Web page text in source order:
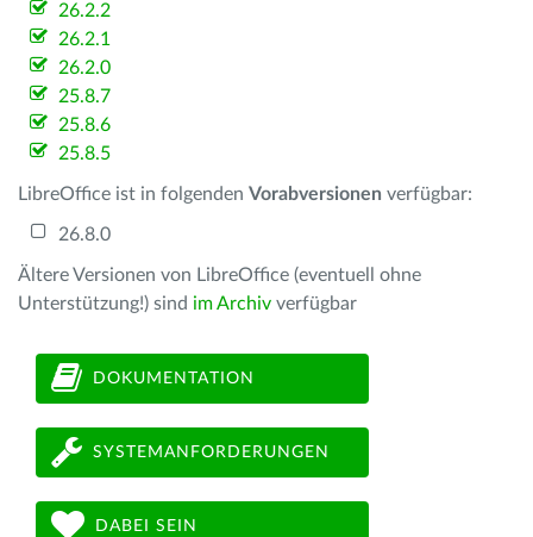
26.2.2
26.2.1
26.2.0
25.8.7
25.8.6
25.8.5
LibreOffice ist in folgenden Vorabversionen verfügbar:
26.8.0
Ältere Versionen von LibreOffice (eventuell ohne
Unterstützung!) sind im Archiv verfügbar
DOKUMENTATION
SYSTEMANFORDERUNGEN
DABEI SEIN